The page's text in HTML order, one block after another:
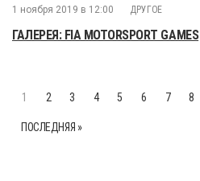
1 ноября 2019 в 12:00 ДРУГОЕ
ГАЛЕРЕЯ: FIA MOTORSPORT GAMES
1 2 3 4 5 6 7 8
ПОСЛЕДНЯЯ »